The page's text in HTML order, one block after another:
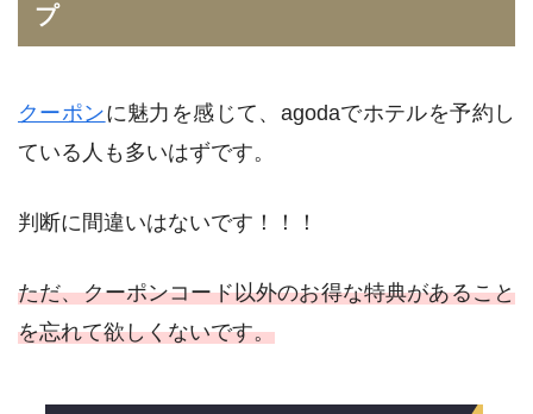
プ
クーポンに魅力を感じて、agodaでホテルを予約し
ている人も多いはずです。
判断に間違いはないです！！！
ただ、クーポンコード以外のお得な特典があること
を忘れて欲しくないです。